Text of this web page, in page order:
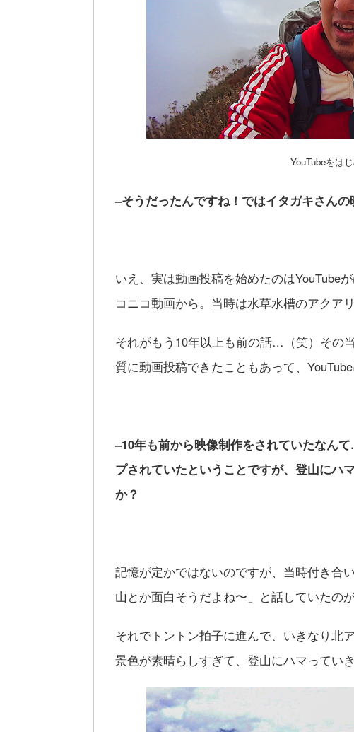
YouTubeをは
–そうだったんですね！ではイタガキさん
いえ、実は動画投稿を始めたのはYouTube
コニコ動画から。当時は水草水槽のアクア
それがもう10年以上も前の話…（笑）その
質に動画投稿できたこともあって、YouTube
–10年も前から映像制作をされていたなん
プされていたということですが、登山にハ
か？
記憶が定かではないのですが、当時付き合
山とか面白そうだよね〜」と話していたの
それでトントン拍子に進んで、いきなり北
景色が素晴らしすぎて、登山にハマっていき